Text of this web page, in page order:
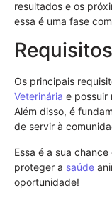
resultados e os
essa é uma fase
Os principais
Veterinária e possuir
Além disso, é
de servir à
Essa é a sua
proteger a saúde
oportunidade!